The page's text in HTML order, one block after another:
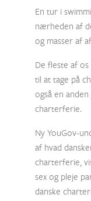
En tur i
nærheden af
og masser af
De fleste af
til at tage på
også en
charterferie.
Ny YouGov-
af hvad
charterferie,
sex og pleje
danske